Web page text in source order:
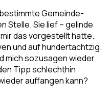
Gemeinde-
Stelle. Sie lief – gelinde
das vorgestellt hatte.
und auf hundertachtzig.
mich sozusagen wieder
Tipp schlechthin
auffangen kann?